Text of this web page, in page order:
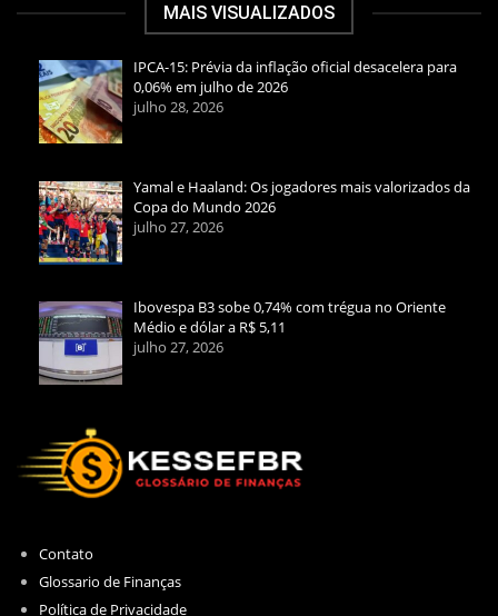
MAIS VISUALIZADOS
IPCA-15: Prévia da inflação oficial desacelera para
0,06% em julho de 2026
julho 28, 2026
Yamal e Haaland: Os jogadores mais valorizados da
Copa do Mundo 2026
julho 27, 2026
Ibovespa B3 sobe 0,74% com trégua no Oriente
Médio e dólar a R$ 5,11
julho 27, 2026
Contato
Glossario de Finanças
Política de Privacidade